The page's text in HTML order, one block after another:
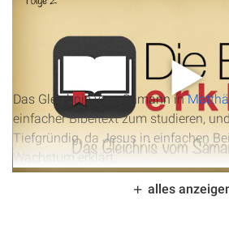
Das Gleichnis vom Sämann in
einfacher Bibeltext zum studieren,
Tiefgründig, da Jesus in einfachen
Wachstum erklärt.
Im Video erwähne ich den harten
alles